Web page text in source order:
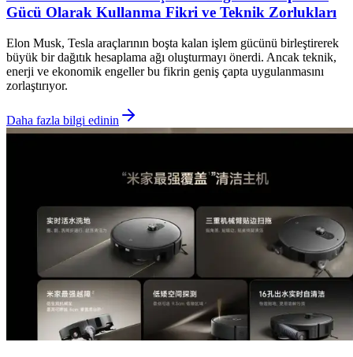
Gücü Olarak Kullanma Fikri ve Teknik Zorlukları
Elon Musk, Tesla araçlarının boşta kalan işlem gücünü birleştirerek
büyük bir dağıtık hesaplama ağı oluşturmayı önerdi. Ancak teknik,
enerji ve ekonomik engeller bu fikrin geniş çapta uygulanmasını
zorlaştırıyor.
Daha fazla bilgi edinin